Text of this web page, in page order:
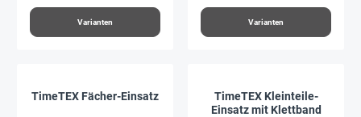
Varianten Varianten
TimeTEX Fächer-Einsatz
TimeTEX Kleinteile-
Einsatz mit Klettband